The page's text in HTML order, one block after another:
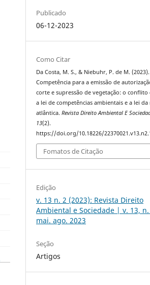
Publicado
06-12-2023
Como Citar
Da Costa, M. S., & Niebuhr, P. de M. (2023).
Competência para a emissão de
corte e supressão de vegetação: o conflito
a lei de competências ambientais e a lei da
atlântica.Revista Direito Ambiental E
13(2).
https://doi.org/10.18226/
Fomatos de Citação
Edição
v. 13 n. 2 (2023): Revista Direito
Ambiental e Sociedade | v. 13,
mai. ago. 2023
Seção
Artigos